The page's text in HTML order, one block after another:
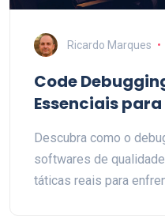
Ricardo Marques
Code
Essenciais
Descubra como o
softwares de
táticas reais para